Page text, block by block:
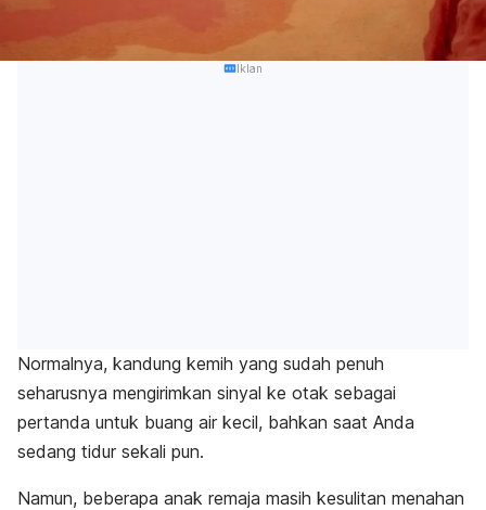
Iklan
Normalnya, kandung kemih yang sudah penuh
seharusnya mengirimkan sinyal ke otak sebagai
pertanda untuk buang air kecil, bahkan saat Anda
sedang tidur sekali pun.
Namun, beberapa anak remaja masih kesulitan menahan